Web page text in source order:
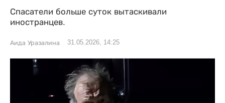
Спасатели больше суток вытаскивали
иностранцев.
Аида Уразалина 31.05.2026, 14:25